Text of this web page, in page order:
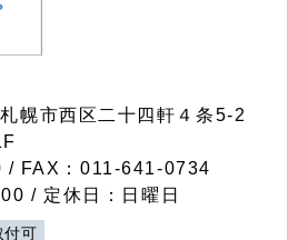
幌市西区二十四軒４条5-2
FAX：011-641-0734
/ 定休日：日曜日
付可